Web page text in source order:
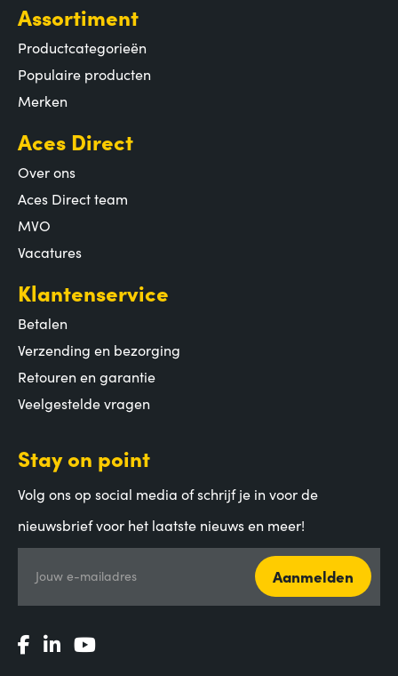
Assortiment
Productcategorieën
Populaire producten
Merken
Aces Direct
Over ons
Aces Direct team
MVO
Vacatures
Klantenservice
Betalen
Verzending en bezorging
Retouren en garantie
Veelgestelde vragen
Stay on point
Volg ons op social media of schrijf je in voor de
nieuwsbrief voor het laatste nieuws en meer!
Jouw e-mailadres Aanmelden